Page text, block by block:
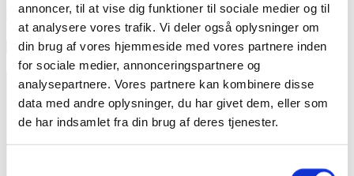
annoncer, til at vise dig funktioner til sociale medier og til
at analysere vores trafik. Vi deler også oplysninger om
din brug af vores hjemmeside med vores partnere inden
for sociale medier, annonceringspartnere og
analysepartnere. Vores partnere kan kombinere disse
data med andre oplysninger, du har givet dem, eller som
de har indsamlet fra din brug af deres tjenester.
ARKITEX VARMEREFLEKTERENDE DUG
Hvalsø Rådhus – Verosol Silverscreen rullegardiner